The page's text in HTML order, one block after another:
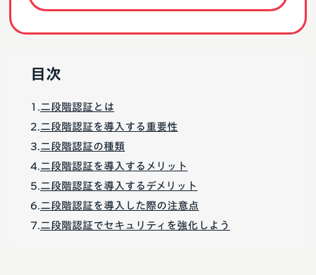
目次
二段階認証とは
二段階認証を導入する重要性
二段階認証の種類
二段階認証を導入するメリット
二段階認証を導入するデメリット
二段階認証を導入した際の注意点
二段階認証でセキュリティを強化しよう